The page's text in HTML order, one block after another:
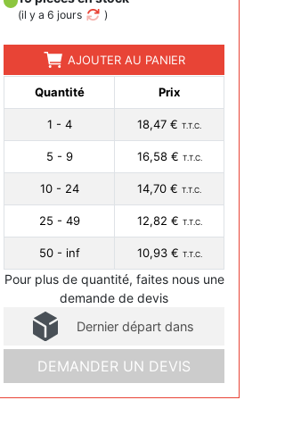
(il y a 6 jours )
AJOUTER AU PANIER
Quantité Prix
1 - 4 18,47 € T.T.C.
5 - 9 16,58 € T.T.C.
10 - 24 14,70 € T.T.C.
25 - 49 12,82 € T.T.C.
50 - inf 10,93 € T.T.C.
Pour plus de quantité, faites nous une
demande de devis
Dernier départ dans
DEMANDER UN DEVIS